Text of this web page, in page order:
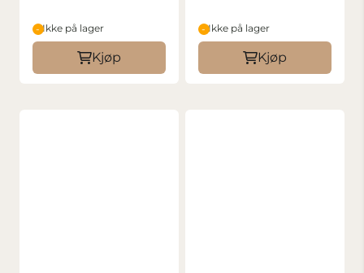
Ikke på lager
Kjøp
Ikke på lager
Kjøp